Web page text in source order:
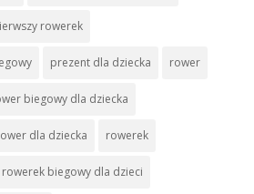
rowerek
prezent dla dziecka rower
biegowy dla dziecka
dla dziecka rowerek
rowerek biegowy dla dzieci